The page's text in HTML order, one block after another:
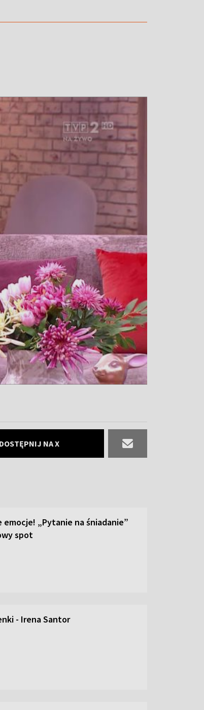
NA X
emocje! „Pytanie na śniadanie”
spot
- Irena Santor